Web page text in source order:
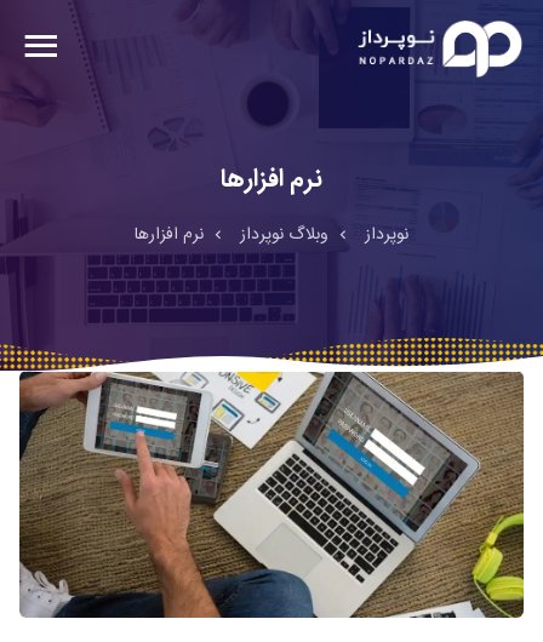
نرم افزارها
نوپرداز وبلاگ نوپرداز نرم افزارها